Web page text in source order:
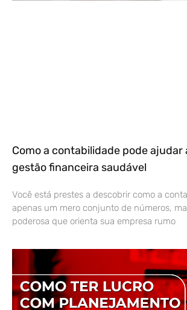
Como a contabilidade pode ajudar
gestão financeira saudável
Você está prestes a descobrir como a
apenas um mero conjunto de números,
poderosa que orienta sua empresa rumo